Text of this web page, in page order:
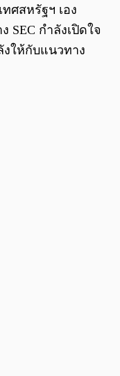
ศสหรัฐฯ เอง
SEC กำลังเปิดใจ
ให้กับแนวทาง